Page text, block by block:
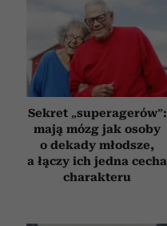
Sekret „superagerów”:
mają mózg jak osoby
o dekady młodsze,
a łączy ich jedna cecha
charakteru